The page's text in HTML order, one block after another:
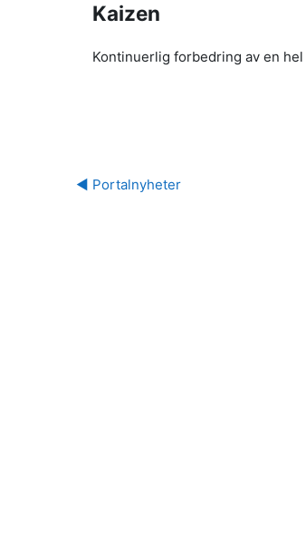
Kaizen
Kontinuerlig forbedring av en hel
◀︎ Portalnyheter